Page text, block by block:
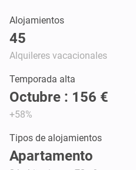
Alojamientos
45
Alquileres vacacionales
Temporada alta
Octubre : 156 €
+58%
Tipos de alojamientos
Apartamento